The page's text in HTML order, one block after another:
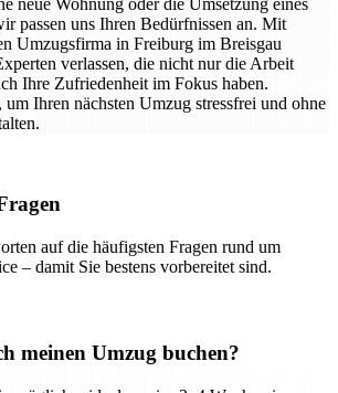
neue Wohnung oder die Umsetzung eines
passen uns Ihren Bedürfnissen an. Mit
Umzugsfirma in Freiburg im Breisgau
verlassen, die nicht nur die Arbeit
Ihre Zufriedenheit im Fokus haben.
Ihren nächsten Umzug stressfrei und ohne
auf die häufigsten Fragen rund um
– damit Sie bestens vorbereitet sind.
meinen Umzug buchen?